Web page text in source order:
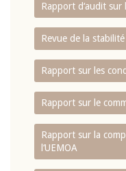
Rapport d‘audit sur
Revue de la
Rapport sur les
Rapport sur le
Rapport sur la
l‘UEMOA